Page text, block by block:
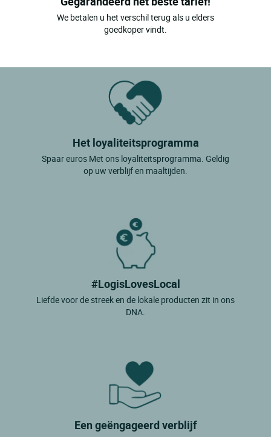
We betalen u het verschil terug als u elders
goedkoper vindt.
Het loyaliteitsprogramma
Spaar euros Met ons loyaliteitsprogramma. Geldig
op uw verblijf en maaltijden.
#LogisLovesLocal
Liefde voor de streek en de lokale producten zit in ons
DNA.
Een geëngageerd verblijf